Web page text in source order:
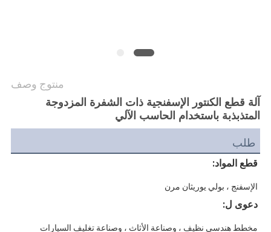
منتوج وصف
آلة قطع الكنتور الإسفنجية ذات الشفرة المزدوجة
المتذبذبة باستخدام الحاسب الآلي
طلب
قطع المواد:
الإسفنج ، بولي يوريثان مرن
دعوى ل: